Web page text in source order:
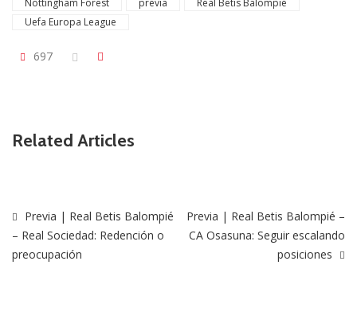
Nottingham Forest
previa
Real Betis Balompié
Uefa Europa League
697
Related Articles
Previa | Real Betis Balompié
– Real Sociedad: Redención o
preocupación
Previa | Real Betis Balompié –
CA Osasuna: Seguir escalando
posiciones